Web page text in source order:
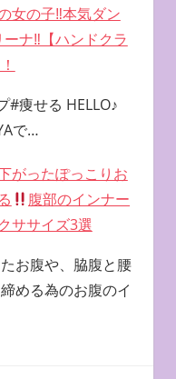
女の子‼︎本気ダン
ナ‼︎【ハンドクラ
#痩せる HELLO♪
で…
がったぽっこりお
腹部のインナー
ササイズ3選
お腹や、脇腹と腰
める為のお腹のイ